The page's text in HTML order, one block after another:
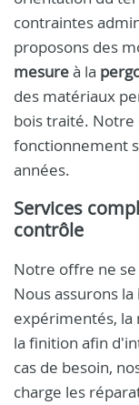
contraintes
proposons des
mesureà la
des matériaux
bois traité. Notre
fonctionnement
années.
Services
contrôle
Notre offre ne
Nous assurons la
expérimentés, la
la finition afin
cas de besoin,
charge les